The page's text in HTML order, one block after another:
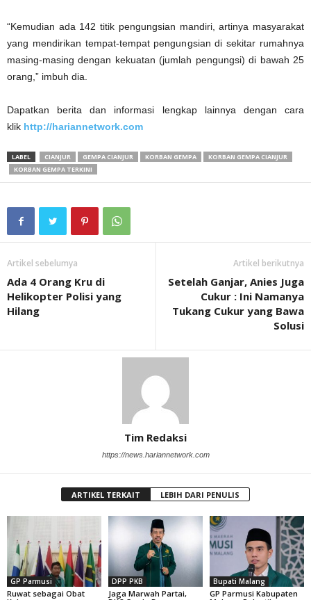
“Kemudian ada 142 titik pengungsian mandiri, artinya masyarakat
yang mendirikan tempat-tempat pengungsian di sekitar rumahnya
masing-masing dengan kekuatan (jumlah pengungsi) di bawah 25
orang,” imbuh dia.
Dapatkan berita dan informasi lengkap lainnya dengan cara
klik http://hariannetwork.com
LABEL CIANJUR GEMPA CIANJUR KORBAN GEMPA
KORBAN GEMPA CIANJUR
KORBAN GEMPA TERKINI
Artikel sebelumya
Ada 4 Orang Kru di
Helikopter Polisi yang
Hilang
Artikel berikutnya
Setelah Ganjar, Anies Juga
Cukur : Ini Namanya
Tukang Cukur yang Bawa
Solusi
Tim Redaksi
https://news.hariannetwork.com
ARTIKEL TERKAIT LEBIH DARI PENULIS
GP Parmusi
Ruwat sebagai Obat
DPP PKB
Jaga Marwah Partai,
Bupati Malang
GP Parmusi Kabupaten